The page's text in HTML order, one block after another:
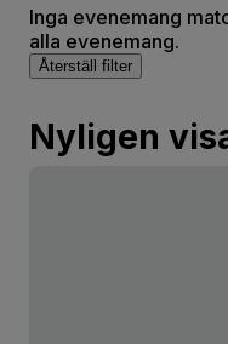
Inga evenemang
alla evenemang.
Återställ filter
Nyligen